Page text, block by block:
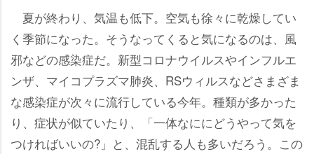
夏が終わり、気温も低下。空気も徐々に乾燥してい
く季節になった。そうなってくると気になるのは、風
邪などの感染症だ。新型コロナウイルスやインフルエ
ンザ、マイコプラズマ肺炎、RSウィルスなどさまざま
な感染症が次々に流行している今年。種類が多かった
り、症状が似ていたり、「一体なににどうやって気を
つければいいの?」と、混乱する人も多いだろう。この